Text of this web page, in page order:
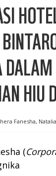
HIU
Fanesha,
(